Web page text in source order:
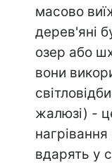
масово
дерев'яні
озер або
вони
жалюзі) -
вдарять у